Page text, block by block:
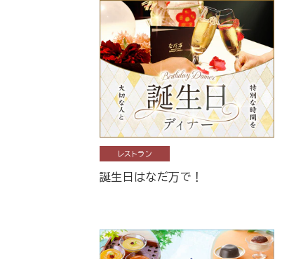
レストラン
誕生日はなだ万で！